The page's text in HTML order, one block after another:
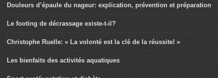
Douleurs d’épaule du nageur: explication, prévention et préparation
Le footing de décrassage existe-t-il?
Christophe Ruelle: « La volonté est la clé de la réussite! »
Les bienfaits des activités aquatiques